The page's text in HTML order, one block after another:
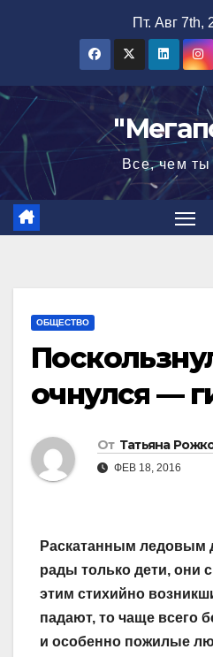
Пт. Авг 7th,
Все, чем
ОБЩЕСТВО
очнулся —
От Татьяна
ФЕВ 18, 2016
Раскатанным ледовым
рады только дети, они
этим стихийно
падают, то чаще всего
и особенно пожилые